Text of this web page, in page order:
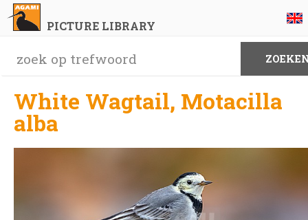
PICTURE LIBRARY
White Wagtail, Motacilla
alba